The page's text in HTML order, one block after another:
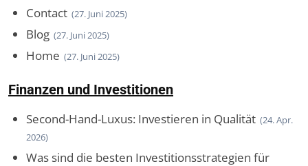
Contact (27. Juni 2025)
Blog (27. Juni 2025)
Home (27. Juni 2025)
Finanzen und Investitionen
Second-Hand-Luxus: Investieren in Qualität (24. Apr.
2026)
Was sind die besten Investitionsstrategien für